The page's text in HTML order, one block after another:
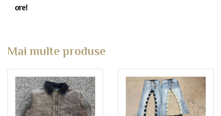
ore!
Mai multe produse